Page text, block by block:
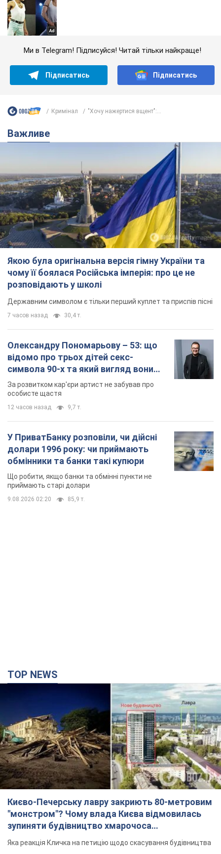
Ми в Telegram! Підписуйся! Читай тільки найкраще!
Підписатись Підписатись
Кримінал "Хочу нажертися вщент":...
Важливе
Якою була оригінальна версія гімну України та
чому її боялася Російська імперія: про це не
розповідають у школі
Державним символом є тільки перший куплет та приспів пісні
7 часов назад 30,4 т.
Олександру Пономарьову – 53: що
відомо про трьох дітей секс-
символа 90-х та який вигляд вони
мають
За розвитком кар'єри артист не забував про
особисте щастя
12 часов назад 9,7 т.
У ПриватБанку розповіли, чи дійсні
долари 1996 року: чи приймають
обмінники та банки такі купюри
Що робити, якщо банки та обмінні пункти не
приймають старі долари
9.08.2026 02:20 85,9 т.
TOP NEWS
Києво-Печерську лавру закриють 80-метровим
"монстром"? Чому влада Києва відмовилась
зупиняти будівництво хмарочоса
"московського вірянина"
Яка реакція Кличка на петицію щодо скасування будівництва